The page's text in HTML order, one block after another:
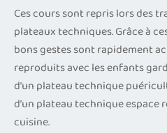
Ces cours sont repris lors des
plateaux techniques. Grâce à
bons gestes sont rapidement
reproduits avec les enfants
d’un plateau technique
d’un plateau technique espace
cuisine.